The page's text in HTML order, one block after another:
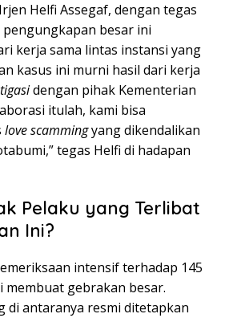
Helfi Assegaf, dengan tegas
besar ini
kerja sama lintas instansi yang
kasus ini murni hasil dari kerja
dengan pihak Kementerian
itulah, kami bisa
love scammingyang dikendalikan
tegas Helfi di hadapan
Pelaku yang Terlibat
Ini?
intensif terhadap 145
membuat gebrakan besar.
di antaranya resmi ditetapkan